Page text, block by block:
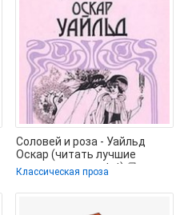
Соловей и роза - Уайльд
Оскар (читать лучшие
читаемые книги txt) 📗
Классическая проза